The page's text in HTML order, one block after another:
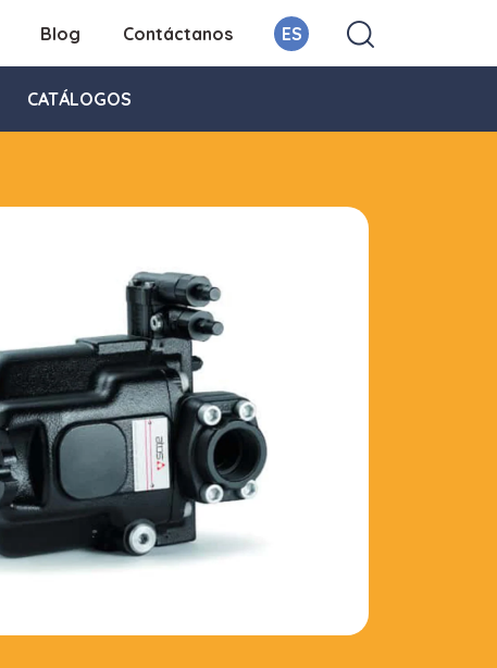
Blog Contáctanos ES
CATÁLOGOS